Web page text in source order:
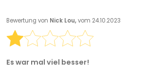
Bewertung von Nick Lou,vom 24.10.2023
Es war mal viel besser!